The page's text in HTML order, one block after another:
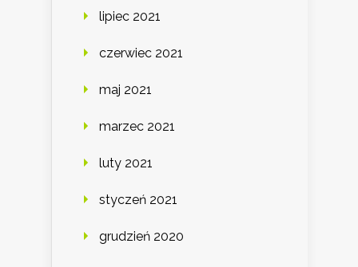
lipiec 2021
czerwiec 2021
maj 2021
marzec 2021
luty 2021
styczeń 2021
grudzień 2020